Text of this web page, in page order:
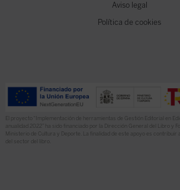
Aviso legal
Política de cookies
El proyecto “Implementación de herramientas de Gestión Editorial en
anualidad 2022” ha sido financiado por la Dirección General del Libro y
Ministerio de Cultura y Deporte. La finalidad de este apoyo es contribuir
del sector del libro.